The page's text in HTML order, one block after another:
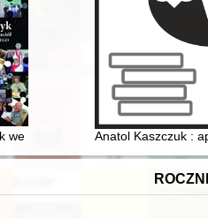
w kaplicy seminaryjnej w
we wspomnieniach parafian i
Anatol Kaszczuk :